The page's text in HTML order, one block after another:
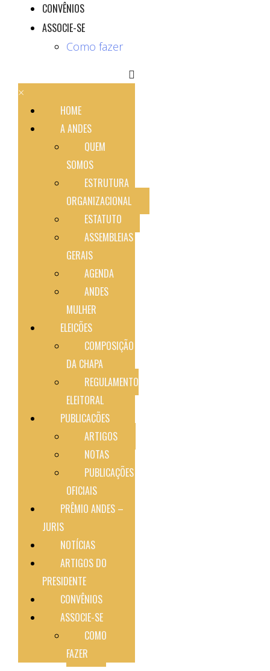
CONVÊNIOS
ASSOCIE-SE
Como fazer
×
HOME
A ANDES
QUEM
SOMOS
ESTRUTURA
ORGANIZACIONAL
ESTATUTO
ASSEMBLEIAS
GERAIS
AGENDA
ANDES
MULHER
ELEIÇÕES
COMPOSIÇÃO
DA CHAPA
REGULAMENTO
ELEITORAL
PUBLICAÇÕES
ARTIGOS
NOTAS
PUBLICAÇÕES
OFICIAIS
PRÊMIO ANDES –
JURIS
NOTÍCIAS
ARTIGOS DO
PRESIDENTE
CONVÊNIOS
ASSOCIE-SE
COMO
FAZER